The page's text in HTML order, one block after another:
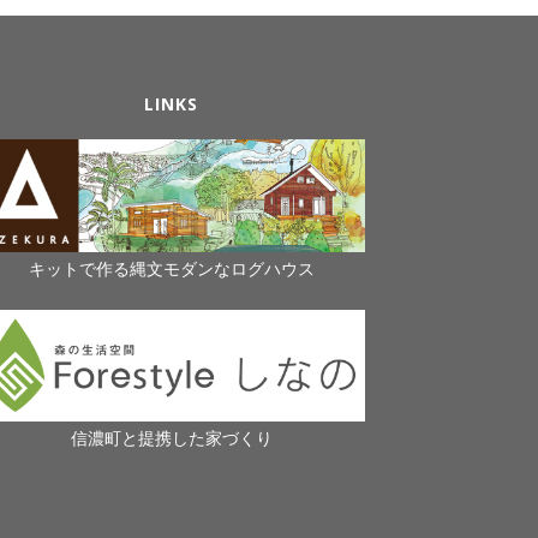
LINKS
キットで作る縄文モダンなログハウス
信濃町と提携した家づくり